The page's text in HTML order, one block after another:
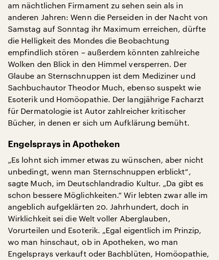
am nächtlichen Firmament zu sehen sein als in
anderen Jahren: Wenn die Perseiden in der Nacht von
Samstag auf Sonntag ihr Maximum erreichen, dürfte
die Helligkeit des Mondes die Beobachtung
empfindlich stören – außerdem könnten zahlreiche
Wolken den Blick in den Himmel versperren. Der
Glaube an Sternschnuppen ist dem Mediziner und
Sachbuchautor Theodor Much, ebenso suspekt wie
Esoterik und Homöopathie. Der langjährige Facharzt
für Dermatologie ist Autor zahlreicher kritischer
Bücher, in denen er sich um Aufklärung bemüht.
Engelsprays in Apotheken
„Es lohnt sich immer etwas zu wünschen, aber nicht
unbedingt, wenn man Sternschnuppen erblickt“,
sagte Much, im Deutschlandradio Kultur. „Da gibt es
schon bessere Möglichkeiten.“ Wir lebten zwar alle im
angeblich aufgeklärten 20. Jahrhundert, doch in
Wirklichkeit sei die Welt voller Aberglauben,
Vorurteilen und Esoterik. „Egal eigentlich im Prinzip,
wo man hinschaut, ob in Apotheken, wo man
Engelsprays verkauft oder Bachblüten, Homöopathie,